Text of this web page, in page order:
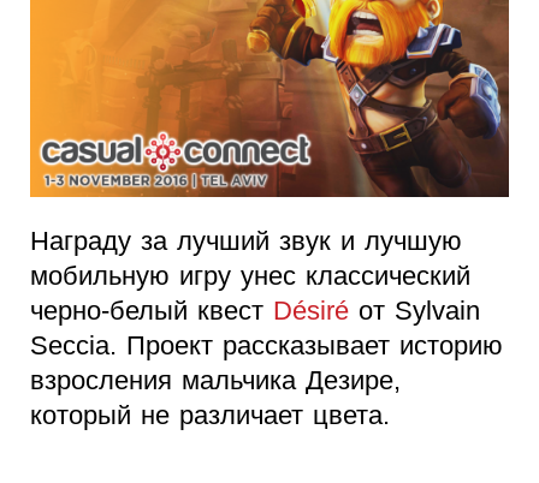
Награду за лучший звук и лучшую
мобильную игру унес классический
черно-белый квест Désiré от Sylvain
Seccia. Проект рассказывает историю
взросления мальчика Дезире,
который не различает цвета.